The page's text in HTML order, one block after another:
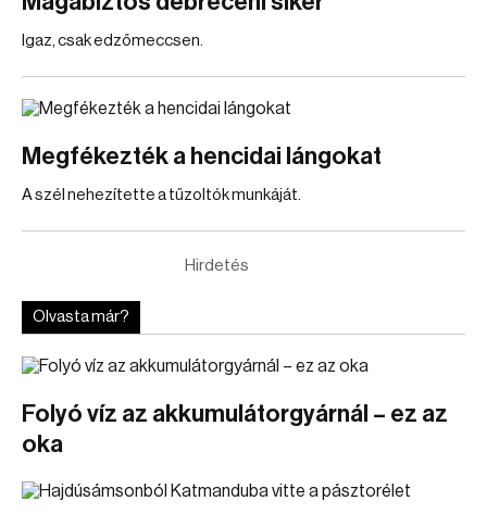
Igaz, csak edzőmeccsen.
Megfékezték a hencidai lángokat
A szél nehezítette a tűzoltók munkáját.
Hirdetés
Olvasta már?
Folyó víz az akkumulátorgyárnál – ez az
oka